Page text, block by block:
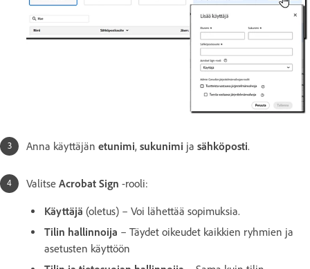
Anna käyttäjän etunimi, sukunimi ja sähköposti.
Valitse Acrobat Sign -rooli:
Käyttäjä (oletus) – Voi lähettää sopimuksia.
Tilin hallinnoija – Täydet oikeudet kaikkien ryhmien ja
asetusten käyttöön